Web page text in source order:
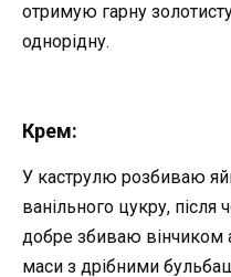
отримую гарну
однорідну.
Крем:
У каструлю розбиваю
ванільного цукру,
добре збиваю вінчиком
маси з дрібними